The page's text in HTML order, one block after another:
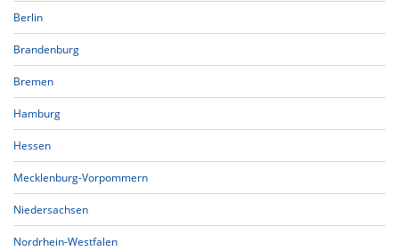
Berlin
Brandenburg
Bremen
Hamburg
Hessen
Mecklenburg-Vorpommern
Niedersachsen
Nordrhein-Westfalen